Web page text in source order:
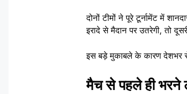
दोनों टीमों ने पूरे टूर्नामेंट में
इरादे से मैदान पर उतरेगी, तो
इस बड़े मुकाबले के कारण देशभर से
मैच से पहले ही भरने